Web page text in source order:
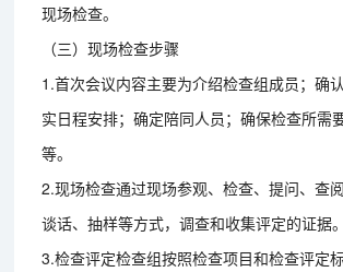
现场检查。
（三）现场检查步骤
1.首次会议内容主要为介绍检查组成员；确
实日程安排；确定陪同人员；确保检查所需
等。
2.现场检查通过现场参观、检查、提问、查阅
谈话、抽样等方式，调查和收集评定的证据。
3.检查评定检查组按照检查项目和检查评定